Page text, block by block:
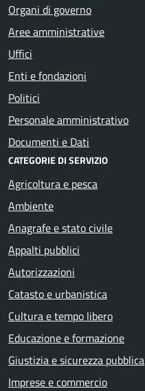
Organi di governo
Aree amministrative
Uffici
Enti e fondazioni
Politici
Personale amministrativo
Documenti e Dati
CATEGORIE DI SERVIZIO
Agricoltura e pesca
Ambiente
Anagrafe e stato civile
Appalti pubblici
Autorizzazioni
Catasto e urbanistica
Cultura e tempo libero
Educazione e formazione
Giustizia e sicurezza pubblica
Imprese e commercio